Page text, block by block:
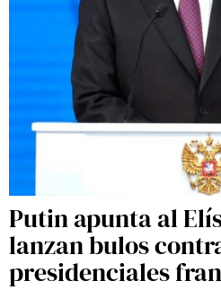
Putin apunta al
lanzan bulos
presidenciales